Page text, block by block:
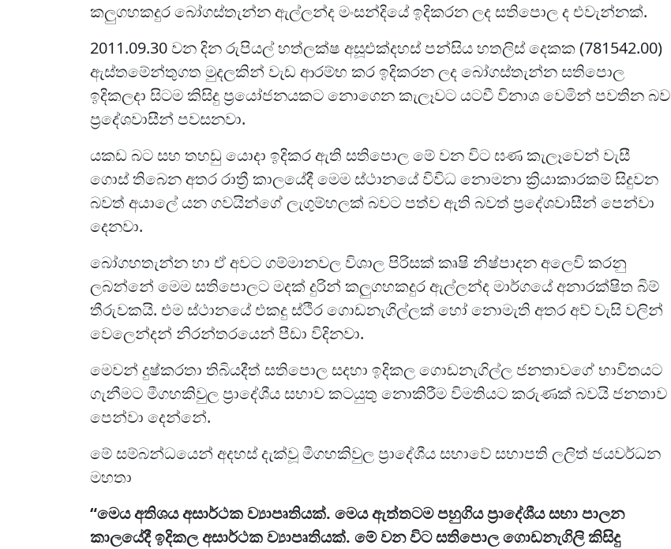
කලුගහකදුර බෝගස්තැන්න ඇල්ලන්ද මංසන්දියේ ඉදිකරන ලද සතිපොල ද එවැන්නක්.
2011.09.30 වන දින රුපියල් හත්ලක්ෂ අසූඑක්දහස් පන්සිය හතලිස් දෙකක (781542.00)
ඇස්තමේන්තුගත මුදලකින් වැඩ ආරම්භ කර ඉදිකරන ලද බෝගස්තැන්න සතිපොල
ඉදිකලදා සිටම කිසිදු ප්‍රයෝජනයකට නොගෙන කැලෑවට යටවී විනාශ වෙමින් පවතින බව
ප්‍රදේශවාසීන් පවසනවා.
යකඩ බට සහ තහඩු යොදා ඉදිකර ඇති සතිපොල මේ වන විට ඝණ කැලෑවෙන් වැසී
ගොස් තිබෙන අතර රාත්‍රී කාලයේදී මෙම ස්ථානයේ විවිධ නොමනා ක්‍රියාකාරකම් සිදුවන
බවත් අයාලේ යන ගවයින්ගේ ලැගුම්හලක් බවට පත්ව ඇති බවත් ප්‍රදේශවාසීන් පෙන්වා
දෙනවා.
බෝගහතැන්න හා ඒ අවට ගම්මානවල විශාල පිරිසක් කෘෂි නිෂ්පාදන අලෙවි කරනු
ලබන්නේ මෙම සතිපොලට මදක් දුරින් කලුගහකදුර ඇල්ලන්ද මාර්ගයේ අනාරක්ෂිත බිම්
තීරුවකයි. එම ස්ථානයේ එකදු ස්ථිර ගොඩනැගිල්ලක් හෝ නොමැති අතර අව් වැසි වලින්
වෙලෙන්දන් නිරන්තරයෙන් පීඩා විදිනවා.
මෙවන් දුෂ්කරතා තිබියදීත් සතිපොල සදහා ඉදිකල ගොඩනැගිල්ල ජනතාවගේ භාවිතයට
ගැනීමට මීගහකිවුල ප්‍රාදේශීය සභාව කටයුතු නොකිරීම විමතියට කරුණක් බවයි ජනතාව
පෙන්වා දෙන්නේ.
මේ සම්බන්ධයෙන් අදහස් දැක්වූ මීගහකිවුල ප්‍රාදේශීය සභාවේ සභාපති ලලිත් ජයවර්ධන
මහතා
“මෙය අතිශය අසාර්ථක ව්‍යාපෘතියක්. මෙය ඇත්තටම පහුගිය ප්‍රාදේශීය සභා පාලන
කාලයේදී ඉදිකල අසාර්ථක ව්‍යාපෘතියක්. මේ වන විට සතිපොල ගොඩනැගිලි කිසිදු